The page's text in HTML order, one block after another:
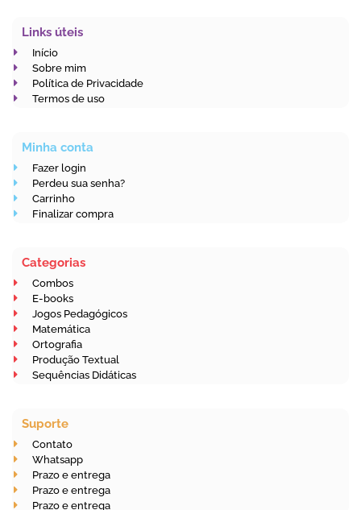
Links úteis
Início
Sobre mim
Política de Privacidade
Termos de uso
Minha conta
Fazer login
Perdeu sua senha?
Carrinho
Finalizar compra
Categorias
Combos
E-books
Jogos Pedagógicos
Matemática
Ortografia
Produção Textual
Sequências Didáticas
Suporte
Contato
Whatsapp
Prazo e entrega
Prazo e entrega
Prazo e entrega